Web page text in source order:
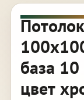
база
цвет